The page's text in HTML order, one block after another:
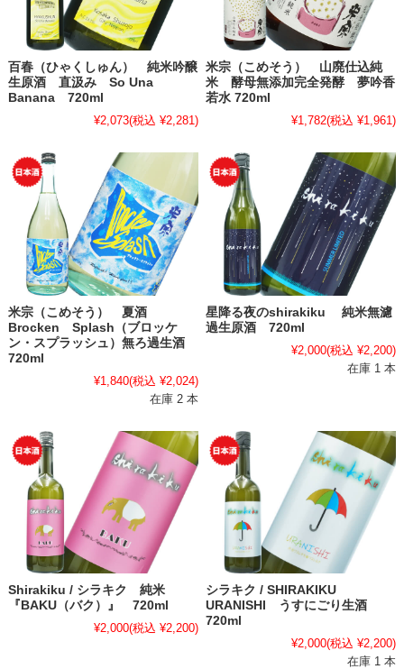
百春（ひゃくしゅん） 純米吟醸
生原酒 直汲み So Una
Banana 720ml
¥2,073(税込 ¥2,281)
米宗（こめそう） 山廃仕込純
米 酵母無添加完全発酵 夢吟香
若水 720ml
¥1,782(税込 ¥1,961)
米宗（こめそう） 夏酒
Brocken Splash（ブロッケ
ン・スプラッシュ）無ろ過生酒
720ml
¥1,840(税込 ¥2,024)
在庫 2 本
星降る夜のshirakiku 純米無濾
過生原酒 720ml
¥2,000(税込 ¥2,200)
在庫 1 本
Shirakiku / シラキク 純米
『BAKU（バク）』 720ml
¥2,000(税込 ¥2,200)
シラキク / SHIRAKIKU
URANISHI うすにごり生酒
720ml
¥2,000(税込 ¥2,200)
在庫 1 本